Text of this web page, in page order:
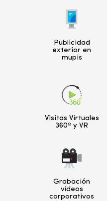
Publicidad
exterior en
mupis
Visitas Virtuales
360º y VR
Grabación
vídeos
corporativos